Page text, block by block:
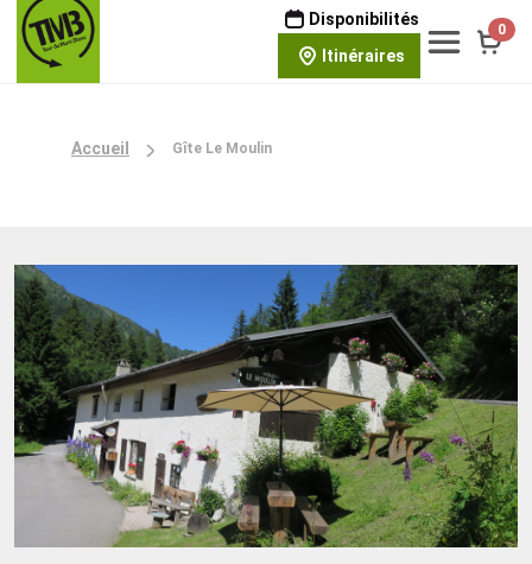
Disponibilités
Itinéraires
0
Accueil Gîte Le Moulin